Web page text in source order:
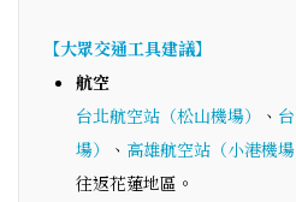
【大眾交通工具建議】
航空
台北航空站（松山機場）
、
場）
、 高雄航空站（小港機場
往返花蓮地區。